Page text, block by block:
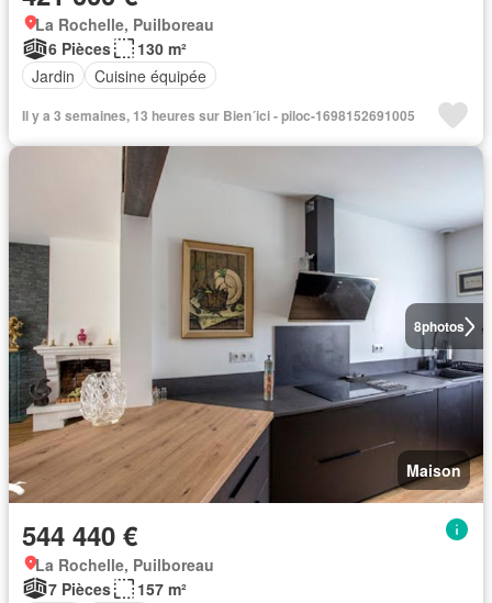
La Rochelle, Puilboreau
6 Pièces
130 m²
Jardin
Cuisine équipée
Il y a 3 semaines, 13 heures sur Bien´ici - piloc-1698152691005
8photos
Maison
544 440 €
La Rochelle, Puilboreau
7 Pièces
157 m²